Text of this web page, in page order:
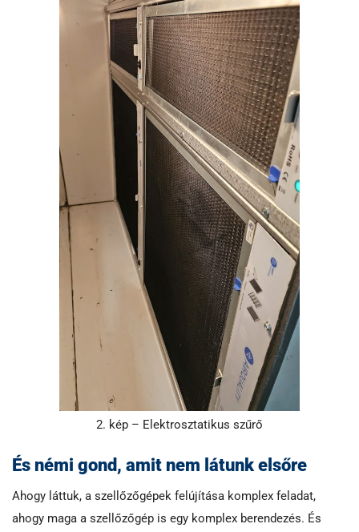
2. kép – Elektrosztatikus szűrő
És némi gond, amit nem látunk elsőre
Ahogy láttuk, a szellőzőgépek felújítása komplex feladat,
ahogy maga a szellőzőgép is egy komplex berendezés. És